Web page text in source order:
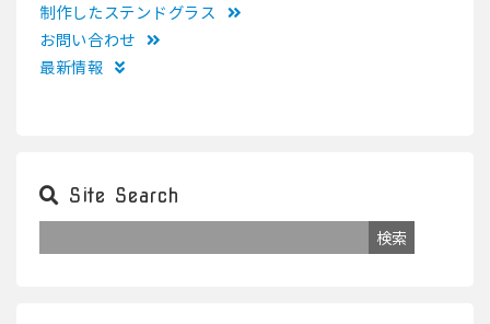
制作したステンドグラス
お問い合わせ
最新情報
Site Search